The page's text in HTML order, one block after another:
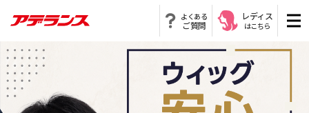
よくある
ご質問
レディス
はこちら